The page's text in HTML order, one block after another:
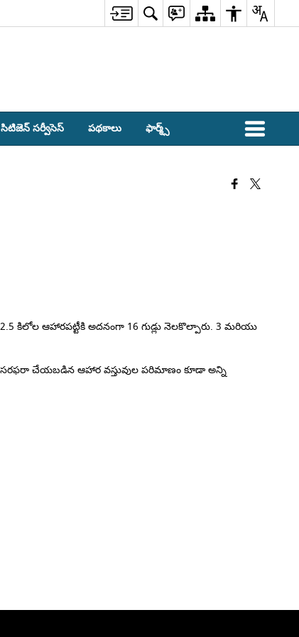
సిటిజెన్ సర్వీసెస్ పథకాలు ఫార్మ్స్
కిలోల ఆహారపట్టీకి అదనంగా 16 గుడ్లు నెలకొల్పారు. 3 మరియు
కింద సరఫరా చేయబడిన ఆహార వస్తువుల పరిమాణం కూడా అన్ని